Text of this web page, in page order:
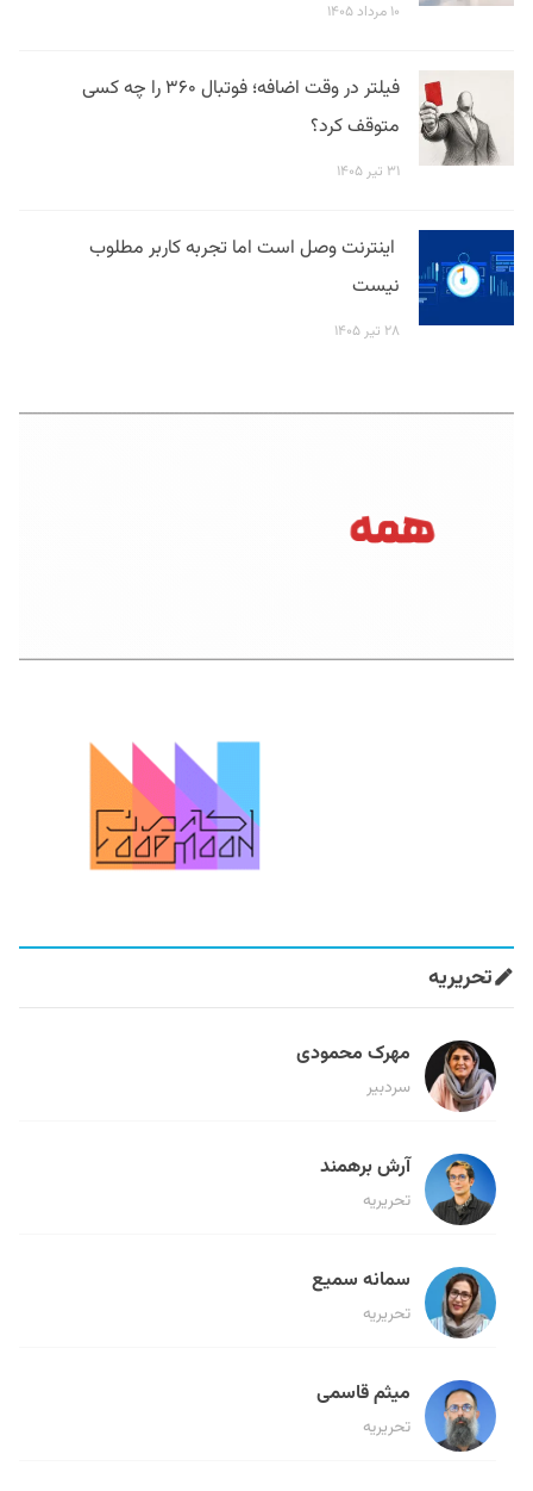
۱۰ مرداد ۱۴۰۵
فیلتر در وقت اضافه؛ فوتبال ۳۶۰ را چه کسی
متوقف کرد؟
۳۱ تیر ۱۴۰۵
اینترنت وصل است اما تجربه کاربر مطلوب
نیست
۲۸ تیر ۱۴۰۵
تحریریه
مهرک محمودی
سردبیر
آرش برهمند
تحریریه
سمانه سمیع
تحریریه
میثم قاسمی
تحریریه